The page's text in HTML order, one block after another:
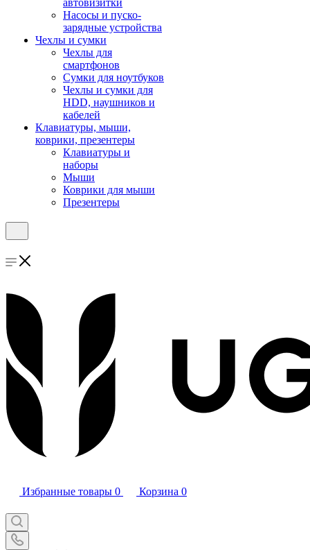
автовизитки
Насосы и пуско-
зарядные устройства
Чехлы и сумки
Чехлы для
смартфонов
Сумки для ноутбуков
Чехлы и сумки для
HDD, наушников и
кабелей
Клавиатуры, мыши,
коврики, презентеры
Клавиатуры и
наборы
Мыши
Коврики для мыши
Презентеры
Избранные товары 0 Корзина 0